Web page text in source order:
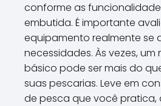
conforme as
embutida. É importante
equipamento realmente se
necessidades. Às vezes, um
básico pode ser mais do
suas pescarias. Leve em
de pesca que você pratica,